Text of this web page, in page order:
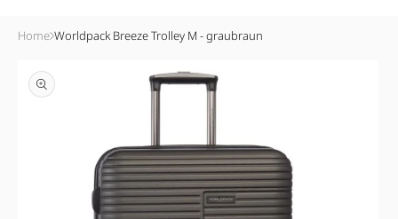
Home Worldpack Breeze Trolley M - graubraun